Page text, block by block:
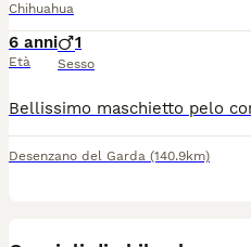
Chihuahua
6 anni
Età
1
Sesso
Desenzano del Garda (140.9km)